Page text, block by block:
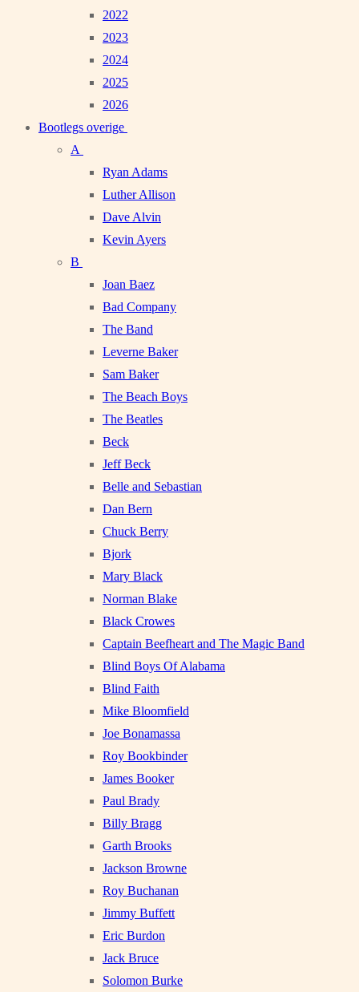
2022
2023
2024
2025
2026
Bootlegs overige
A
Ryan Adams
Luther Allison
Dave Alvin
Kevin Ayers
B
Joan Baez
Bad Company
The Band
Leverne Baker
Sam Baker
The Beach Boys
The Beatles
Beck
Jeff Beck
Belle and Sebastian
Dan Bern
Chuck Berry
Bjork
Mary Black
Norman Blake
Black Crowes
Captain Beefheart and The Magic Band
Blind Boys Of Alabama
Blind Faith
Mike Bloomfield
Joe Bonamassa
Roy Bookbinder
James Booker
Paul Brady
Billy Bragg
Garth Brooks
Jackson Browne
Roy Buchanan
Jimmy Buffett
Eric Burdon
Jack Bruce
Solomon Burke